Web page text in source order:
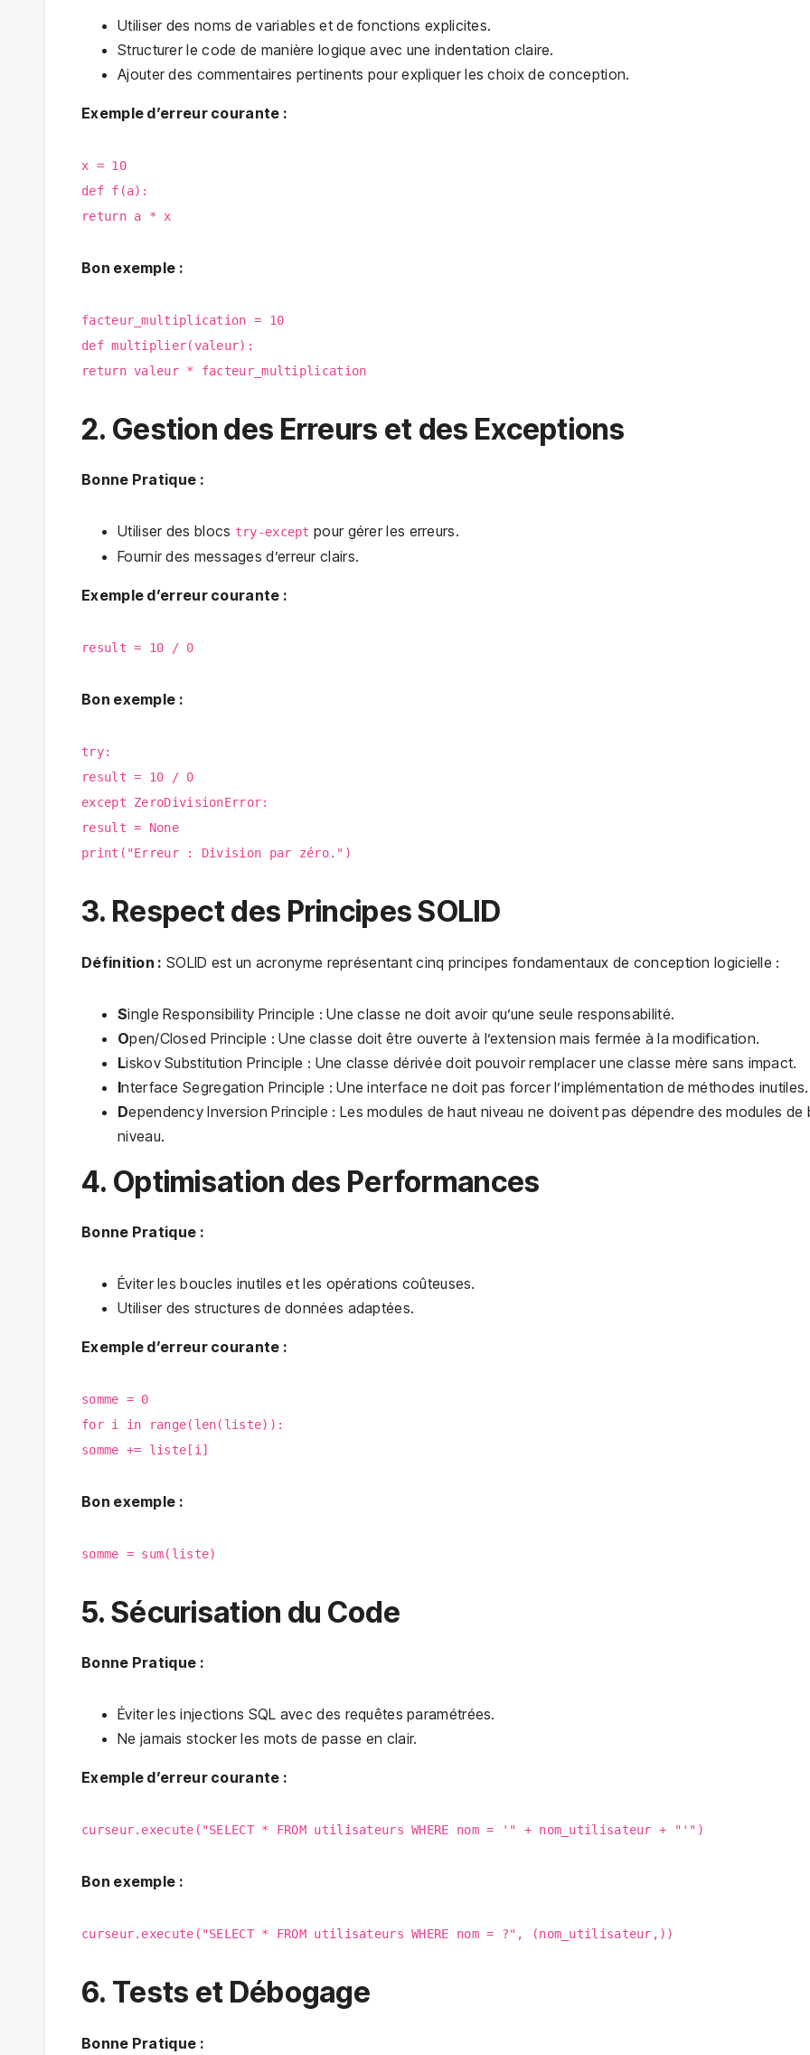
Utiliser des noms de variables et de fonctions explicites.
Structurer le code de manière logique avec une indentation claire.
Ajouter des commentaires pertinents pour expliquer les choix de conception.
Exemple d’erreur courante :
x = 10
def f(a):
return a * x
Bon exemple :
facteur_multiplication = 10
def multiplier(valeur):
return valeur * facteur_multiplication
2. Gestion des Erreurs et des Exceptions
Bonne Pratique :
Utiliser des blocs try-except pour gérer les erreurs.
Fournir des messages d’erreur clairs.
Exemple d’erreur courante :
result = 10 / 0
Bon exemple :
try:
result = 10 / 0
except ZeroDivisionError:
result = None
print("Erreur : Division par zéro.")
3. Respect des Principes SOLID
Définition : SOLID est un acronyme représentant cinq principes fondamentaux de conception logicielle :
Single Responsibility Principle : Une classe ne doit avoir qu’une seule responsabilité.
Open/Closed Principle : Une classe doit être ouverte à l’extension mais fermée à la modification.
Liskov Substitution Principle : Une classe dérivée doit pouvoir remplacer une classe mère sans impact.
Interface Segregation Principle : Une interface ne doit pas forcer l’implémentation de méthodes inutiles.
Dependency Inversion Principle : Les modules de haut niveau ne doivent pas dépendre des modules de
niveau.
4. Optimisation des Performances
Bonne Pratique :
Éviter les boucles inutiles et les opérations coûteuses.
Utiliser des structures de données adaptées.
Exemple d’erreur courante :
somme = 0
for i in range(len(liste)):
somme += liste[i]
Bon exemple :
somme = sum(liste)
5. Sécurisation du Code
Bonne Pratique :
Éviter les injections SQL avec des requêtes paramétrées.
Ne jamais stocker les mots de passe en clair.
Exemple d’erreur courante :
curseur.execute("SELECT * FROM utilisateurs WHERE nom = '" + nom_utilisateur + "'")
Bon exemple :
curseur.execute("SELECT * FROM utilisateurs WHERE nom = ?", (nom_utilisateur,))
6. Tests et Débogage
Bonne Pratique :